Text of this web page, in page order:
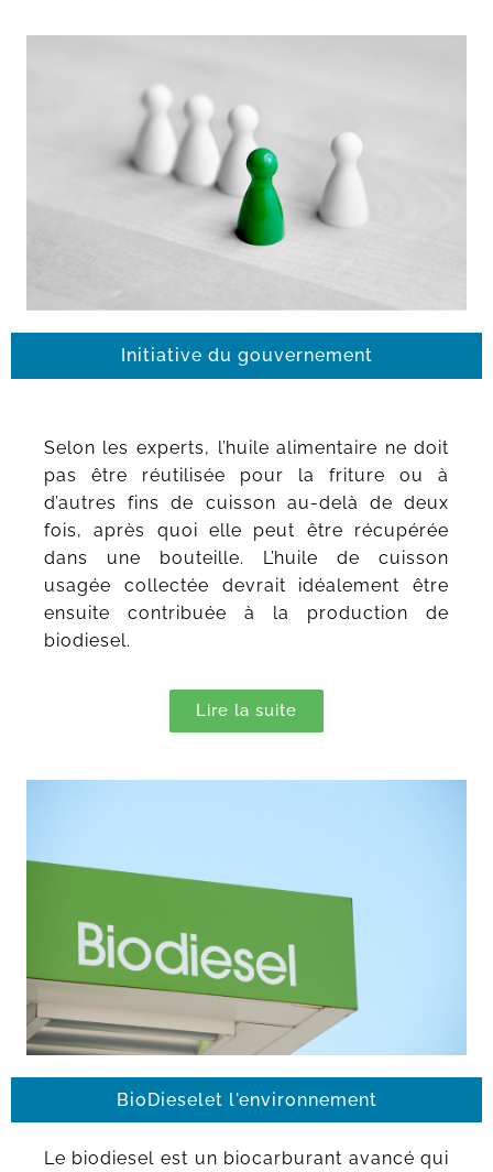
Initiative du gouvernement
Selon les experts, l’huile alimentaire ne doit
pas être réutilisée pour la friture ou à
d’autres fins de cuisson au-delà de deux
fois, après quoi elle peut être récupérée
dans une bouteille. L’huile de cuisson
usagée collectée devrait idéalement être
ensuite contribuée à la production de
biodiesel.
Lire la suite
BioDieselet l'environnement
Le biodiesel est un biocarburant avancé qui